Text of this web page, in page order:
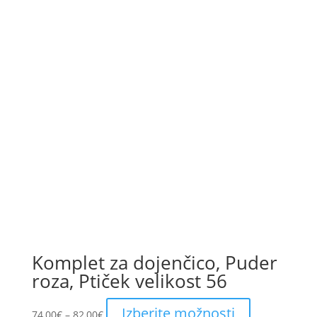
Komplet za dojenčico, Puder
roza, Ptiček velikost 56
Price